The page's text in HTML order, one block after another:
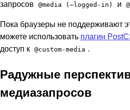
запросов
@media (–logged-in) и
Пока браузеры не поддерживают
можете использовать плагин
доступ к @custom-media .
Радужные
медиазапросов